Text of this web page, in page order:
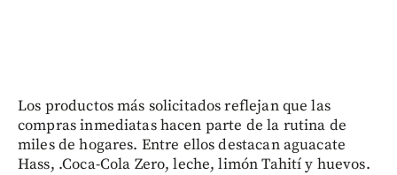
Los productos más solicitados reflejan que las
compras inmediatas hacen parte de la rutina de
miles de hogares. Entre ellos destacan aguacate
Hass, .Coca-Cola Zero, leche, limón Tahití y huevos.